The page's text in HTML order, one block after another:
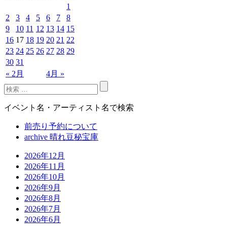
« 2月 4月 »
1
2
3 4 5 6 7
8
9
10 11 12 13 14 15
16 17 18 19 20 21 22
23 24 25 26 27 28 29
30 31
イベント名・アーティスト名で検索
前売り予約について
archive 晴れ豆秘宝庫
2026年12月
2026年11月
2026年10月
2026年9月
2026年8月
2026年7月
2026年6月